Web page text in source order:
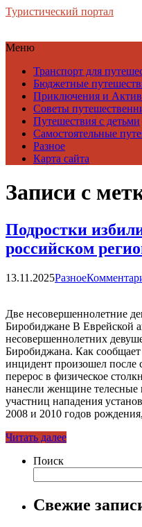
Туристический портал
Меню
Транспорт для
Бюджетные
Приключения и
Советы
Путешествия с детьми
Самостоятельные
Разное
Карта сайта
Записи с
Подростки
российском
13.11.2025Разное
Две несовершеннолетние
Биробиджане В Еврейской
несовершеннолетних
Биробиджана. Как
инцидент произошел после
перерос в физическое
нанесли женщине
участниц нападения
2008 и 2010 годов
Читать далее
Поиск
Свежие